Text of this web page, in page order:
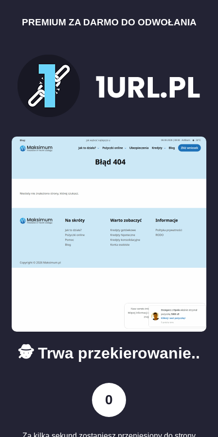
PREMIUM ZA DARMO DO ODWOŁANIA
🕵️ Trwa przekierowanie..
0